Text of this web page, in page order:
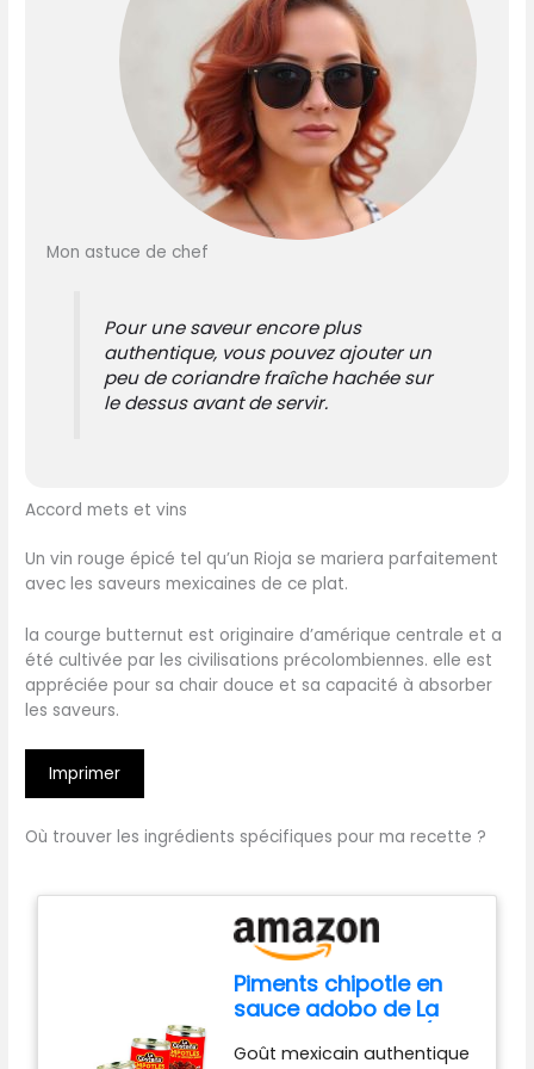
Mon astuce de chef
Pour une saveur encore plus
authentique, vous pouvez ajouter un
peu de coriandre fraîche hachée sur
le dessus avant de servir.
Accord mets et vins
Un vin rouge épicé tel qu’un Rioja se mariera parfaitement
avec les saveurs mexicaines de ce plat.
la courge butternut est originaire d’amérique centrale et a
été cultivée par les civilisations précolombiennes. elle est
appréciée pour sa chair douce et sa capacité à absorber
les saveurs.
Imprimer
Où trouver les ingrédients spécifiques pour ma recette ?
Piments chipotle en
sauce adobo de La
g chacun) Piments
Goût mexicain authentique